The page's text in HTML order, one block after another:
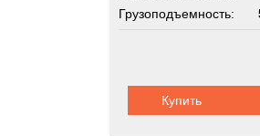
Грузоподъемность:
Купить